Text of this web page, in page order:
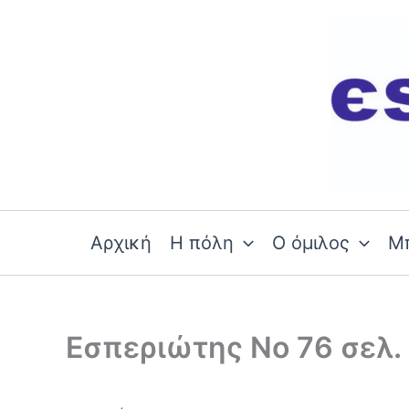
Αρχική Η πόλη Ο όμιλος
Εσπεριώτης Νο 76 σελ.